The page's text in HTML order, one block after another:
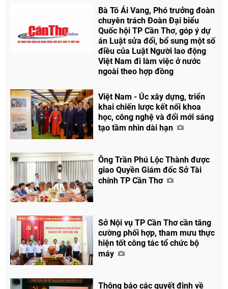
Bà Tô Ái Vang, Phó trưởng đoàn
chuyên trách Đoàn Đại biểu
Quốc hội TP Cần Thơ, góp ý dự
án Luật sửa đổi, bổ sung một số
điều của Luật Người lao động
Việt Nam đi làm việc ở nước
ngoài theo hợp đồng
Việt Nam - Úc xây dựng, triển
khai chiến lược kết nối khoa
học, công nghệ và đổi mới sáng
tạo tầm nhìn dài hạn
Ông Trần Phú Lộc Thành được
giao Quyền Giám đốc Sở Tài
chính TP Cần Thơ
Sở Nội vụ TP Cần Thơ cần tăng
cường phối hợp, tham mưu thực
hiện tốt công tác tổ chức bộ
máy
Thông báo các quyết định về